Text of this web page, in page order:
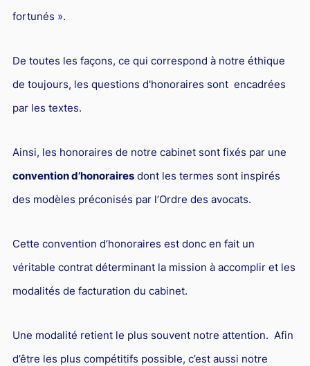
fortunés ».
De toutes les façons, ce qui correspond à notre éthique
de toujours, les questions d'honoraires sont encadrées
par les textes.
Ainsi, les honoraires de notre cabinet sont fixés par une
convention d’honorairesdont les termes sont inspirés
des modèles préconisés par l’Ordre des avocats.
Cette convention d’honoraires est donc en fait un
véritable contrat déterminant la mission à accomplir et les
modalités de facturation du cabinet.
Une modalité retient le plus souvent notre attention. Afin
d’être les plus compétitifs possible, c’est aussi notre